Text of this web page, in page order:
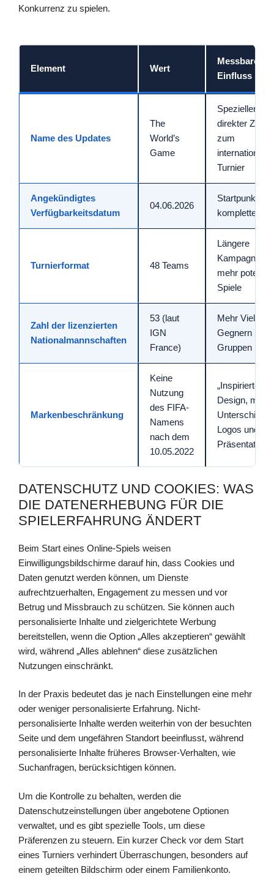
Konkurrenz zu spielen.
Element Wert
Messbarer
Einfluss im
Name des Updates
The
World’s
Game
Spezieller
direkter
zum
internationalen
Turnier
Angekündigtes
Verfügbarkeitsdatum
04.06.2026
Startpunkt für
komplette
Turnierformat 48 Teams
Längere
mehr
Spiele
Zahl der lizenzierten
Nationalmannschaften
53 (laut
IGN
France)
Mehr Vielfalt
Gegnern und
Gruppen
Markenbeschränkung
Keine
Nutzung
des FIFA-
Namens
nach dem
10.05.2022
„Inspiriertes“
Design,
Unterschiede
Logos und
Präsentation
DATENSCHUTZ UND COOKIES: WAS
DIE DATENERHEBUNG FÜR DIE
SPIELERFAHRUNG ÄNDERT
Beim Start eines Online-Spiels weisen
Einwilligungsbildschirme darauf hin, dass Cookies und
Daten genutzt werden können, um Dienste
aufrechtzuerhalten, Engagement zu messen und vor
Betrug und Missbrauch zu schützen. Sie können auch
personalisierte Inhalte und zielgerichtete Werbung
bereitstellen, wenn die Option „Alles akzeptieren“ gewählt
wird, während „Alles ablehnen“ diese zusätzlichen
Nutzungen einschränkt.
In der Praxis bedeutet das je nach Einstellungen eine mehr
oder weniger personalisierte Erfahrung. Nicht-
personalisierte Inhalte werden weiterhin von der besuchten
Seite und dem ungefähren Standort beeinflusst, während
personalisierte Inhalte früheres Browser-Verhalten, wie
Suchanfragen, berücksichtigen können.
Um die Kontrolle zu behalten, werden die
Datenschutzeinstellungen über angebotene Optionen
verwaltet, und es gibt spezielle Tools, um diese
Präferenzen zu steuern. Ein kurzer Check vor dem Start
eines Turniers verhindert Überraschungen, besonders auf
einem geteilten Bildschirm oder einem Familienkonto.